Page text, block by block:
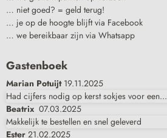
… niet goed? = geld terug!
… je op de hoogte blijft via Facebook
… we bereikbaar zijn via Whatsapp
Gastenboek
Marian Potuijt 19.11.2025
Had cijfers nodig op kerst sokjes voor een...
Beatrix 07.03.2025
Makkelijk te bestellen en snel geleverd
Ester 21.02.2025